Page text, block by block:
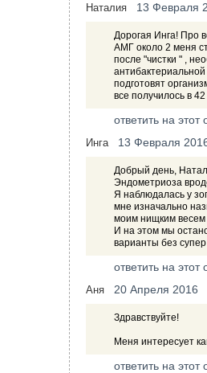
Наталия 13 Февраля
Дорогая Инга! Про
АМГ около 2 меня
после "чистки " ,
подготовят
все получилось в
ответить на этот
Инга 13 Февраля
Добрый день,
Эндометриоза
Я наблюдалась у
мне изначально
моим нищким весем
И на этом мы
варианты без
ответить на этот
Аня 20 Апреля 2016
Здравствуйте!
Меня интересует
ответить на этот